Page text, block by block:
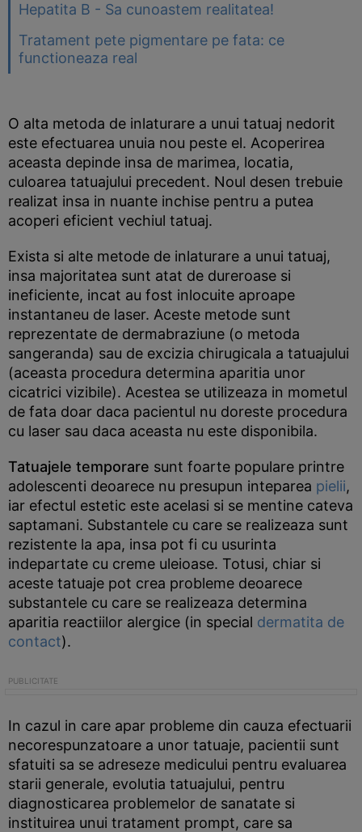
Hepatita B - Sa cunoastem realitatea!
Tratament pete pigmentare pe fata: ce
functioneaza real
O alta metoda de inlaturare a unui tatuaj nedorit
este efectuarea unuia nou peste el. Acoperirea
aceasta depinde insa de marimea, locatia,
culoarea tatuajului precedent. Noul desen trebuie
realizat insa in nuante inchise pentru a putea
acoperi eficient vechiul tatuaj.
Exista si alte metode de inlaturare a unui tatuaj,
insa majoritatea sunt atat de dureroase si
ineficiente, incat au fost inlocuite aproape
instantaneu de laser. Aceste metode sunt
reprezentate de dermabraziune (o metoda
sangeranda) sau de excizia chirugicala a tatuajului
(aceasta procedura determina aparitia unor
cicatrici vizibile). Acestea se utilizeaza in mometul
de fata doar daca pacientul nu doreste procedura
cu laser sau daca aceasta nu este disponibila.
Tatuajele temporare sunt foarte populare printre
adolescenti deoarece nu presupun inteparea pielii,
iar efectul estetic este acelasi si se mentine cateva
saptamani. Substantele cu care se realizeaza sunt
rezistente la apa, insa pot fi cu usurinta
indepartate cu creme uleioase. Totusi, chiar si
aceste tatuaje pot crea probleme deoarece
substantele cu care se realizeaza determina
aparitia reactiilor alergice (in special dermatita de
contact).
In cazul in care apar probleme din cauza efectuarii
necorespunzatoare a unor tatuaje, pacientii sunt
sfatuiti sa se adreseze medicului pentru evaluarea
starii generale, evolutia tatuajului, pentru
diagnosticarea problemelor de sanatate si
instituirea unui tratament prompt, care sa